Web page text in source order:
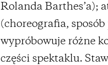
Rolanda Barthes’a);
(choreografia,
wypróbowuje różne
części spektaklu.